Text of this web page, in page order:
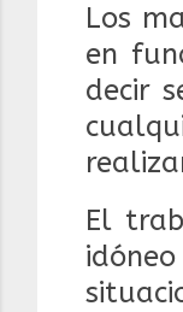
Los
en
decir
El